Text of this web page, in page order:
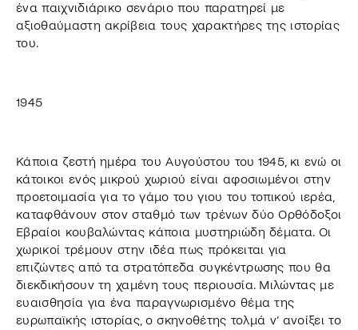
ένα παιχνιδιάρικο σενάριο που παρατηρεί με
αξιοθαύμαστη ακρίβεια τους χαρακτήρες της ιστορίας
του.
1945
Κάποια ζεστή ημέρα του Αυγούστου του 1945, κι ενώ οι
κάτοικοι ενός μικρού χωριού είναι αφοσιωμένοι στην
προετοιμασία για το γάμο του γιου του τοπικού ιερέα,
καταφθάνουν στον σταθμό των τρένων δύο Ορθόδοξοι
Εβραίοι κουβαλώντας κάποια μυστηριώδη δέματα. Οι
χωρικοί τρέμουν στην ιδέα πως πρόκειται για
επιζώντες από τα στρατόπεδα συγκέντρωσης που θα
διεκδικήσουν τη χαμένη τους περιουσία. Μιλώντας με
ευαισθησία για ένα παραγνωρισμένο θέμα της
ευρωπαϊκής ιστορίας, ο σκηνοθέτης τολμά ν’ ανοίξει το